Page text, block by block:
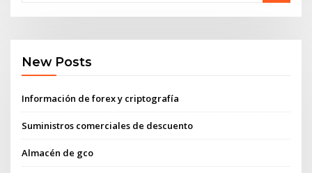
New Posts
Información de forex y criptografía
Suministros comerciales de descuento
Almacén de gco